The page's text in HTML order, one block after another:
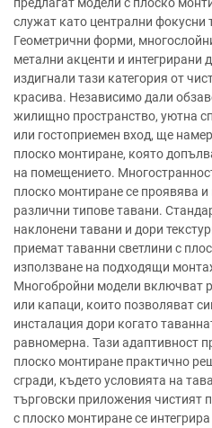
служат като централни фокусни
Геометрични форми,
метални акценти и интегрирани
издигнали тази категория от
красива. Независимо дали
жилищно пространство, уютна
или гостоприемен вход, ще
плоско монтиране, която
на помещението.
плоско монтиране се проявява
различни типове тавани.
наклонени тавани и дори
приемат таванни светлини с
използване на подходящи
Многобройни модели включват
или капаци, които позволяват
инсталация дори когато
равномерна. Тази адаптивност
плоско монтиране практично
сгради, където условията на
търговски приложения чистият
с плоско монтиране се